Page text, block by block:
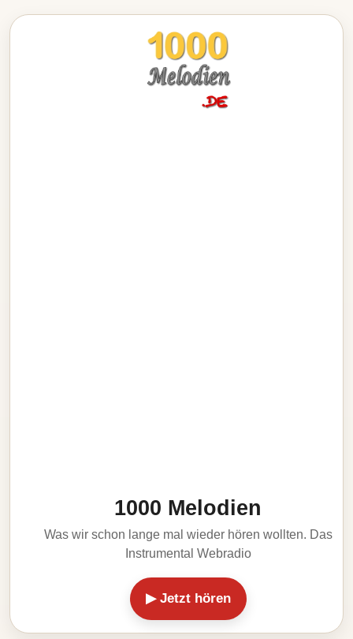
1000 Melodien
Was wir schon lange mal wieder hören wollten. Das
Instrumental Webradio
▶ Jetzt hören